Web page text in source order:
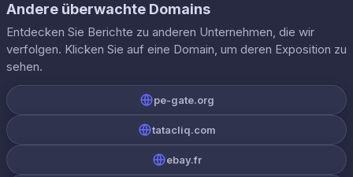
Andere überwachte Domains
Entdecken Sie Berichte zu anderen Unternehmen, die wir
verfolgen. Klicken Sie auf eine Domain, um deren Exposition zu
sehen.
pe-gate.org
tatacliq.com
ebay.fr